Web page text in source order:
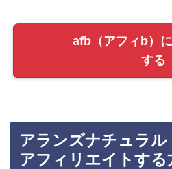
afb（アフィb）
する
アランズナチュラ
アフィリエイトする